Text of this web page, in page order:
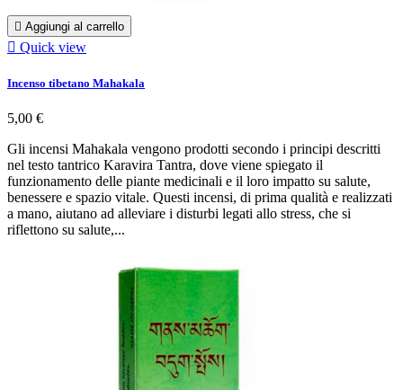
 Aggiungi al carrello
 Quick view
Incenso tibetano Mahakala
5,00 €
Gli incensi Mahakala vengono prodotti secondo i principi descritti
nel testo tantrico Karavira Tantra, dove viene spiegato il
funzionamento delle piante medicinali e il loro impatto su salute,
benessere e spazio vitale. Questi incensi, di prima qualità e realizzati
a mano, aiutano ad alleviare i disturbi legati allo stress, che si
riflettono su salute,...